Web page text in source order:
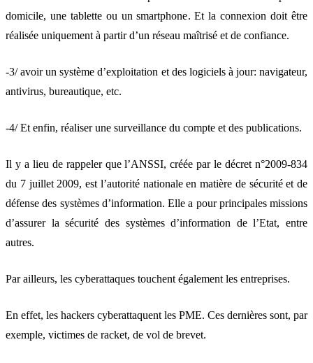
domicile, une tablette ou un smartphone. Et la connexion doit être
réalisée uniquement à partir d’un réseau maîtrisé et de confiance.
-3/ avoir un système d’exploitation et des logiciels à jour: navigateur,
antivirus, bureautique, etc.
-4/ Et enfin, réaliser une surveillance du compte et des publications.
Il y a lieu de rappeler que l’ANSSI, créée par le décret n°2009-834
du 7 juillet 2009, est l’autorité nationale en matière de sécurité et de
défense des systèmes d’information. Elle a pour principales missions
d’assurer la sécurité des systèmes d’information de l’Etat, entre
autres.
Par ailleurs, les cyberattaques touchent également les entreprises.
En effet, les hackers cyberattaquent les PME. Ces dernières sont, par
exemple, victimes de racket, de vol de brevet.